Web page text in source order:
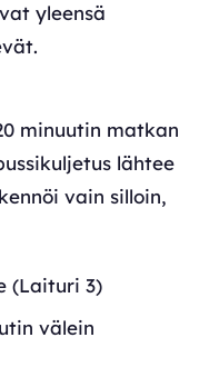
yleensä
minuutin matkan
lähtee
vain silloin,
(Laituri 3)
välein